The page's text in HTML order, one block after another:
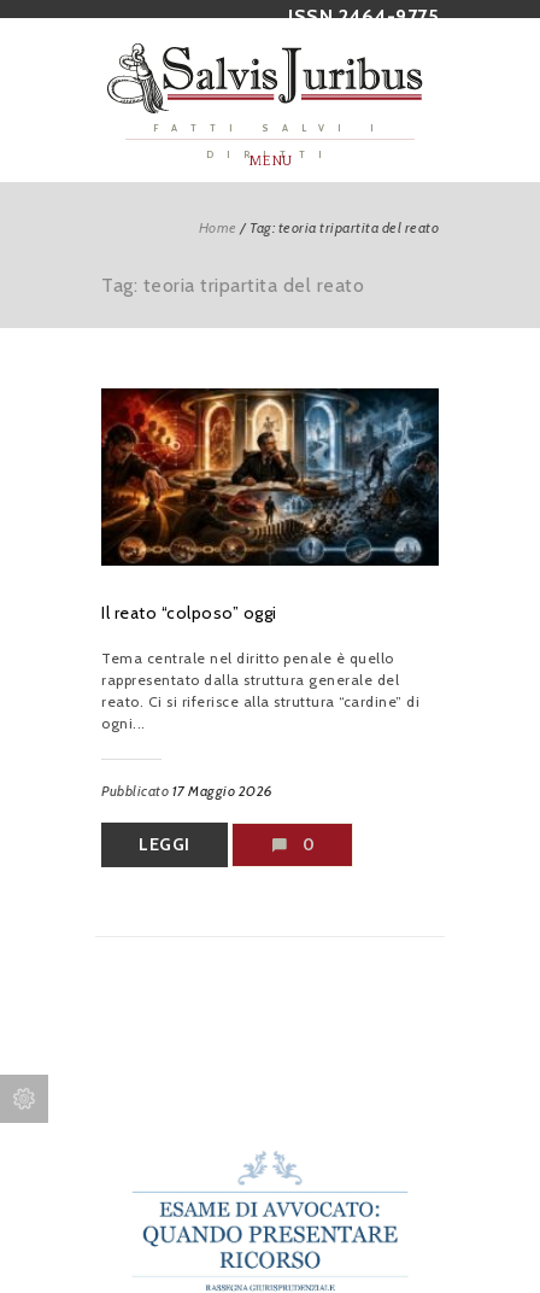
ISSN 2464-9775
FATTI SALVI I
DIRITTI
MENU
Home / Tag: teoria tripartita del reato
Tag: teoria tripartita del reato
Il reato “colposo” oggi
Tema centrale nel diritto penale è quello
rappresentato dalla struttura generale del
reato. Ci si riferisce alla struttura “cardine” di
ogni...
Pubblicato 17 Maggio 2026
LEGGI 0